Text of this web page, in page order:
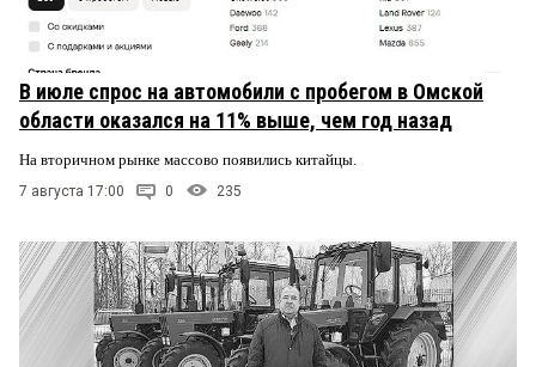
В июле спрос на автомобили с пробегом в Омской
области оказался на 11% выше, чем год назад
На вторичном рынке массово появились китайцы.
7 августа 17:00 0 235